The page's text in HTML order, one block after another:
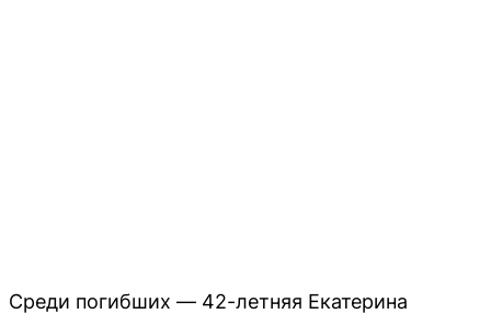
Среди погибших — 42-летняя Екатерина